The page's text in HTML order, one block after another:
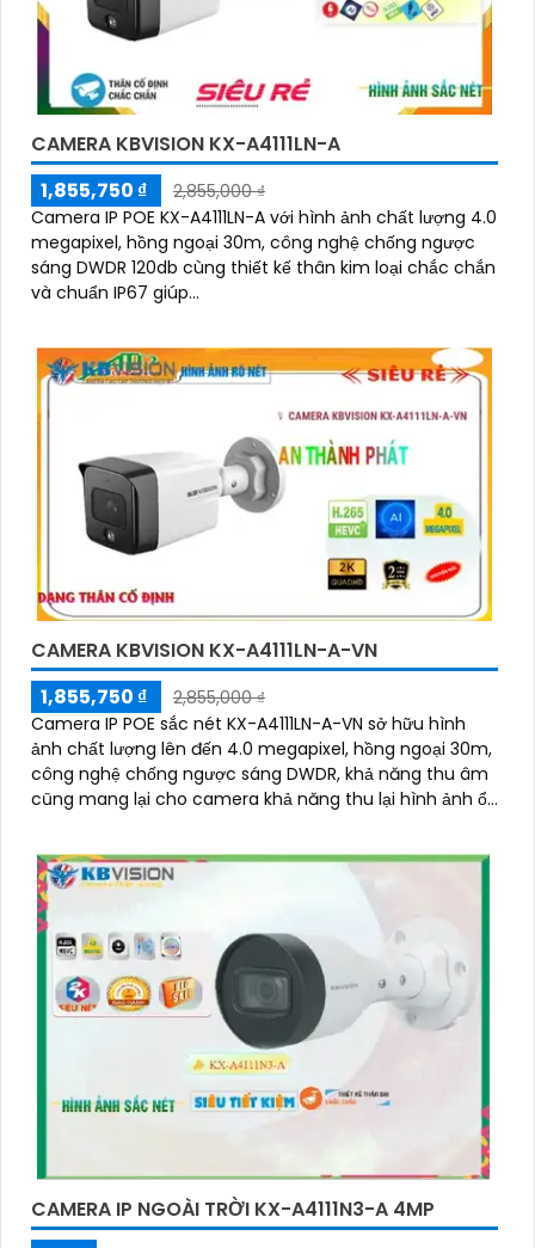
CAMERA KBVISION KX-A4111LN-A
1,855,750 ₫
2,855,000 ₫
Camera IP POE KX-A4111LN-A với hình ảnh chất lượng 4.0
megapixel, hồng ngoại 30m, công nghệ chống ngược
sáng DWDR 120db cùng thiết kế thân kim loại chắc chắn
và chuẩn IP67 giúp...
CAMERA KBVISION KX-A4111LN-A-VN
1,855,750 ₫
2,855,000 ₫
Camera IP POE sắc nét KX-A4111LN-A-VN sở hữu hình
ảnh chất lượng lên đến 4.0 megapixel, hồng ngoại 30m,
công nghệ chống ngược sáng DWDR, khả năng thu âm
cũng mang lại cho camera khả năng thu lại hình ảnh ổn
CAMERA IP NGOÀI TRỜI KX-A4111N3-A 4MP